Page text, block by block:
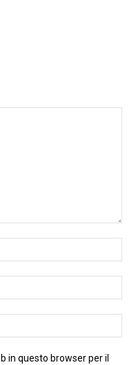
in questo browser per il